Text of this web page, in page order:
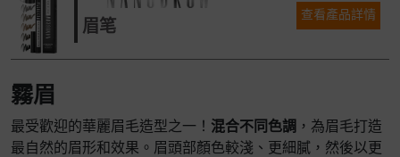
眉笔
查看產品詳情
霧眉
最受歡迎的華麗眉毛造型之一！ 混合不同色調 ，為眉毛打造
最自然的眉形和效果。眉頭部顏色較淺、更細膩，然後以更